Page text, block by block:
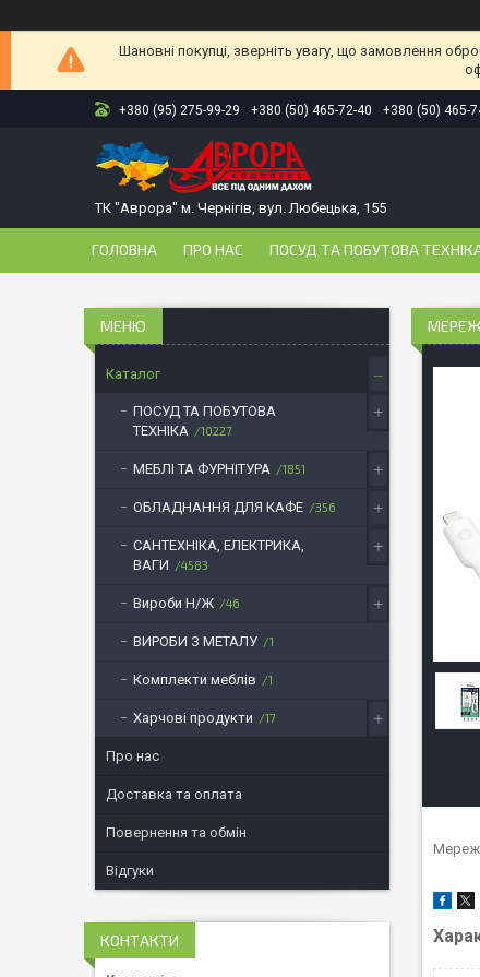
Шановні покупці, зверніть увагу, що замовлення
+380 (95) 275-99-29 +380 (50) 465-72-40 +380 (50) 465-
ТК "Аврора" м. Чернігів, вул. Любецька, 155
ГОЛОВНА ПРО НАС ПОСУД ТА ПОБУТОВА
Каталог
ПОСУД ТА ПОБУТОВА
ТЕХНІКА
10227
МЕБЛІ ТА ФУРНІТУРА 1851
ОБЛАДНАННЯ ДЛЯ КАФЕ 356
САНТЕХНІКА, ЕЛЕКТРИКА,
ВАГИ
4583
Вироби Н/Ж 46
ВИРОБИ З МЕТАЛУ 1
Комплекти меблів 1
Харчові продукти 17
Про нас
Доставка та оплата
Повернення та обмін
Відгуки
КОНТАКТИ